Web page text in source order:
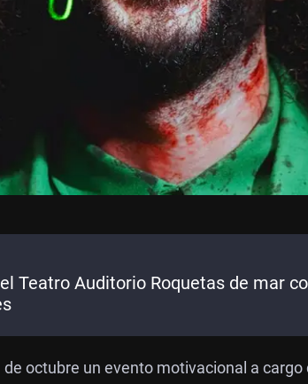
Teatro Auditorio Roquetas de mar
octubre un evento motivacional a cargo